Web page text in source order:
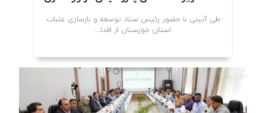
طی آیینی با حضور رئیس ستاد توسعه و بازسازی عتبات
استان خوزستان از اقدا...